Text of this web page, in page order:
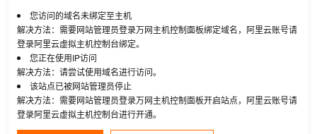
您访问的域名未绑定至主机
解决方法：需要网站管理员登录万网主机控制面板绑定域名，阿里云账号请
登录阿里云虚拟主机控制台绑定。
您正在使用IP访问
解决方法：请尝试使用域名进行访问。
该站点已被网站管理员停止
解决方法：需要网站管理员登录万网主机控制面板开启站点，阿里云账号请
登录阿里云虚拟主机控制台进行开通。